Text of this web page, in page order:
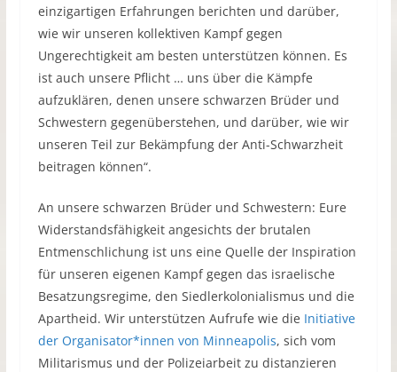
einzigartigen Erfahrungen berichten und darüber,
wie wir unseren kollektiven Kampf gegen
Ungerechtigkeit am besten unterstützen können. Es
ist auch unsere Pflicht … uns über die Kämpfe
aufzuklären, denen unsere schwarzen Brüder und
Schwestern gegenüberstehen, und darüber, wie wir
unseren Teil zur Bekämpfung der Anti-Schwarzheit
beitragen können“.
An unsere schwarzen Brüder und Schwestern: Eure
Widerstandsfähigkeit angesichts der brutalen
Entmenschlichung ist uns eine Quelle der Inspiration
für unseren eigenen Kampf gegen das israelische
Besatzungsregime, den Siedlerkolonialismus und die
Apartheid. Wir unterstützen Aufrufe wie die Initiative
der Organisator*innen von Minneapolis, sich vom
Militarismus und der Polizeiarbeit zu distanzieren